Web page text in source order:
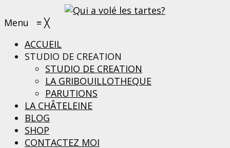
Menu ≡ ╳
ACCUEIL
STUDIO DE CREATION
STUDIO DE CREATION
LA GRIBOUILLOTHEQUE
PARUTIONS
LA CHÂTELEINE
BLOG
SHOP
CONTACTEZ MOI